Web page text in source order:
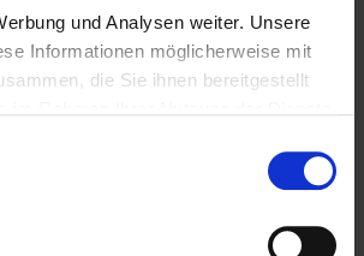
und Analysen weiter. Unsere
Informationen möglicherweise mit
die Sie ihnen bereitgestellt